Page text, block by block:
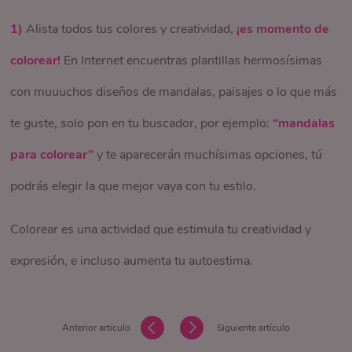
1) Alista todos tus colores y creatividad, ¡es momento de
colorear! En Internet encuentras plantillas hermosísimas
con muuuchos diseños de mandalas, paisajes o lo que más
te guste, solo pon en tu buscador, por ejemplo: “mandalas
para colorear” y te aparecerán muchísimas opciones, tú
podrás elegir la que mejor vaya con tu estilo.
Colorear es una actividad que estimula tu creatividad y
expresión, e incluso aumenta tu autoestima.
en NosotrasOnline puedes encontrar juegos geniales!
viviendo una y otra vez.
Recuerda que también se trata de una oportunidad
buenísima para dar nueva vida a objetos reciclados.
Ahora no hay excusas para aburrirte en casa, disfruta el
tiempo que pasas en ella y lo que es aún mejor: disfruta de
todos los beneficios que te ofrece.
Anterior artículo Siguiente artículo